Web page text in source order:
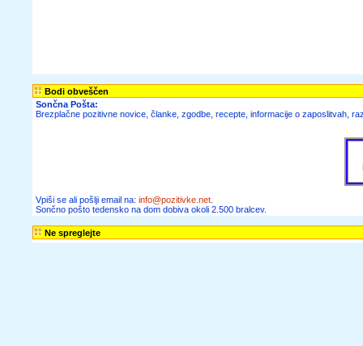
Bodi obveščen
Sončna Pošta:
Brezplačne pozitivne novice, članke, zgodbe, recepte, informacije o zaposlitvah,
Vpiši se ali pošlji email na: info@pozitivke.net
Sončno pošto tedensko na dom dobiva okoli 2.500 bralcev.
Ne spreglejte